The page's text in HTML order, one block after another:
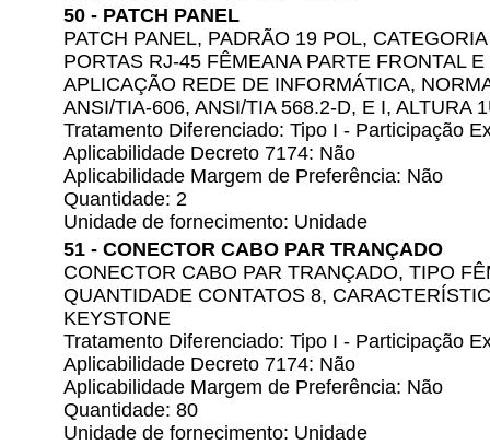
50 - PATCH PANEL
PATCH PANEL, PADRÃO 19 POL,
PORTAS RJ-45 FÊMEANA PARTE FRONTAL
APLICAÇÃO REDE DE INFORMÁTICA,
ANSI/TIA-606, ANSI/TIA 568.2-D, E I, ALTURA
Tratamento Diferenciado: Tipo I - Participação
Aplicabilidade Decreto 7174: Não
Aplicabilidade Margem de Preferência: Não
Quantidade: 2
Unidade de fornecimento: Unidade
51 - CONECTOR CABO PAR TRANÇADO
CONECTOR CABO PAR TRANÇADO, TIPO
QUANTIDADE CONTATOS 8,
KEYSTONE
Tratamento Diferenciado: Tipo I - Participação
Aplicabilidade Decreto 7174: Não
Aplicabilidade Margem de Preferência: Não
Quantidade: 80
Unidade de fornecimento: Unidade